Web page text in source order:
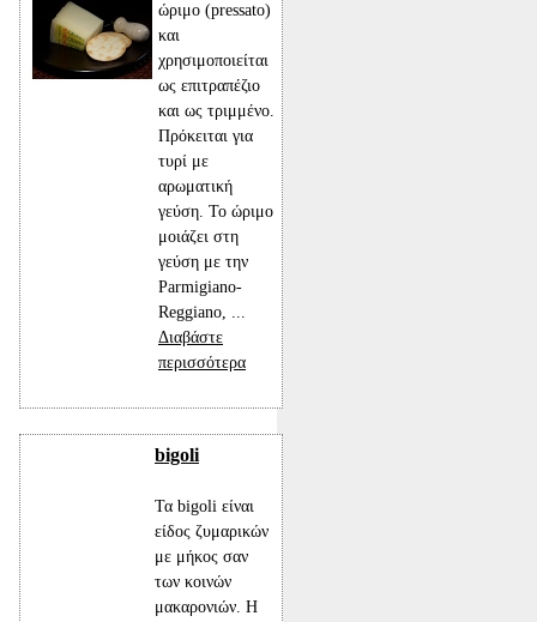
ώριμο (pressato)
και
χρησιμοποιείται
ως επιτραπέζιο
και ως τριμμένο.
Πρόκειται για
τυρί με
αρωματική
γεύση. Το ώριμο
μοιάζει στη
γεύση με την
Parmigiano-
Reggiano, ...
Διαβάστε
περισσότερα
bigoli
Τα bigoli είναι
είδος ζυμαρικών
με μήκος σαν
των κοινών
μακαρονιών. Η